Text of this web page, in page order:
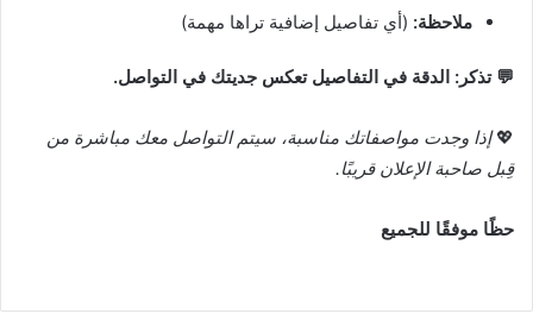
ملاحظة: (أي تفاصيل إضافية تراها مهمة)
💬 تذكر: الدقة في التفاصيل تعكس جديتك في التواصل.
💖إذا وجدت مواصفاتك مناسبة، سيتم التواصل معك مباشرة من
قِبل صاحبة الإعلان قريبًا.
حظًا موفقًا للجميع